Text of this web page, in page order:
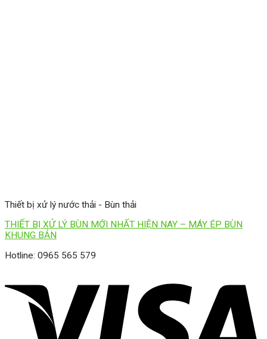
Thiết bị xử lý nước thải - Bùn thải
THIẾT BỊ XỬ LÝ BÙN MỚI NHẤT HIỆN NAY – MÁY ÉP BÙN
KHUNG BẢN
Hotline: 0965 565 579